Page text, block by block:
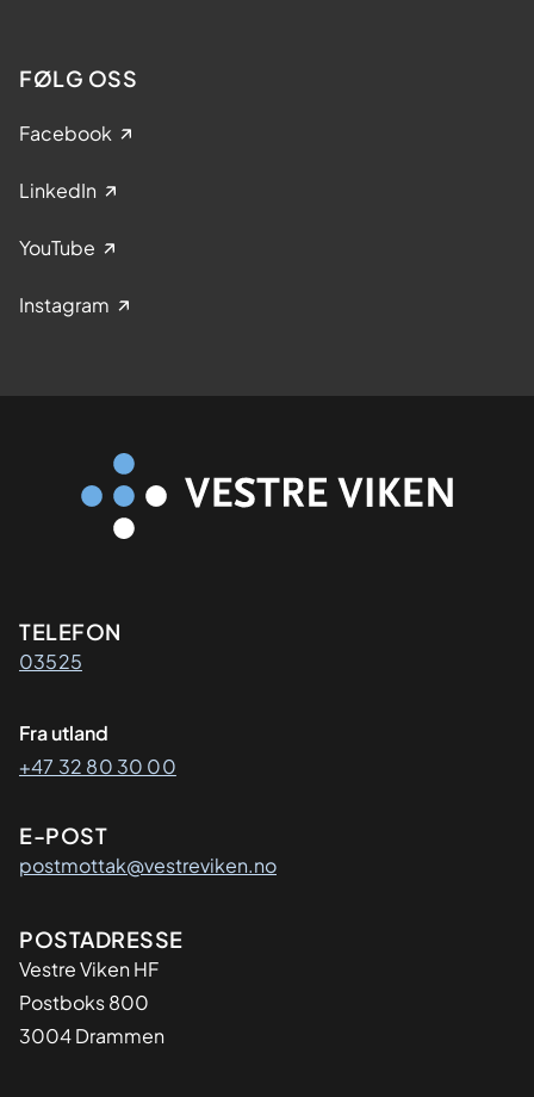
FØLG OSS
Facebook
LinkedIn
YouTube
Instagram
Kontaktinformasjon
TELEFON
03525
Fra utland
+47 32 80 30 00
E-POST
postmottak@vestreviken.no
Adresse
POSTADRESSE
Vestre Viken HF
Postboks 800
3004 Drammen